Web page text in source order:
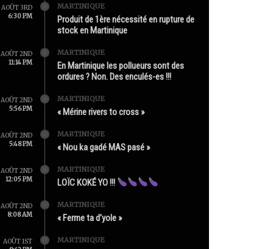
AOÛT 3RD
6:30 PM
MARTINIQUE
Produit de 1ère nécessité en rupture de
stock en Martinique
AOÛT 2ND
11:14 PM
MARTINIQUE
En Martinique les pollueurs sont des
ordures ? Non. Des enculés-es !!!
AOÛT 2ND
5:56 PM
MARTINIQUE
« Mérine rivers to cross »
AOÛT 2ND
5:48 PM
MARTINIQUE
« Nou ka gadé MAS pasé »
AOÛT 2ND
12:05 PM
MARTINIQUE
LOÏC KOKÉ YO !!!
AOÛT 2ND
8:08 AM
MARTINIQUE
« Ferme ta d’yole »
AOÛT 1ST
MARTINIQUE